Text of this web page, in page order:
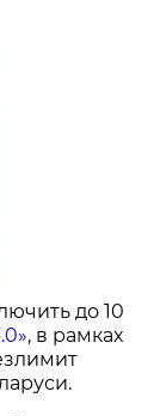
до 10
, в рамках